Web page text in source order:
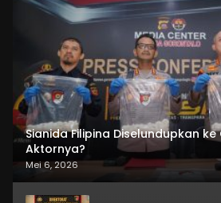
Sianida Filipina Diselundupkan
Aktornya?
Mei 6, 2026